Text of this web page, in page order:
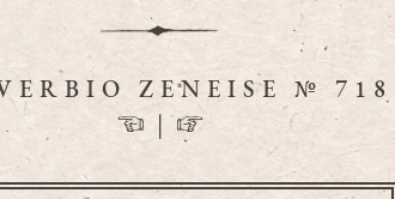
ZENEISE № 718
☜ | ☞